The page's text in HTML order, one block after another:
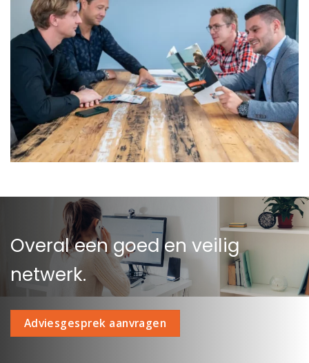
Overal een goed en veilig
netwerk.
Adviesgesprek aanvragen